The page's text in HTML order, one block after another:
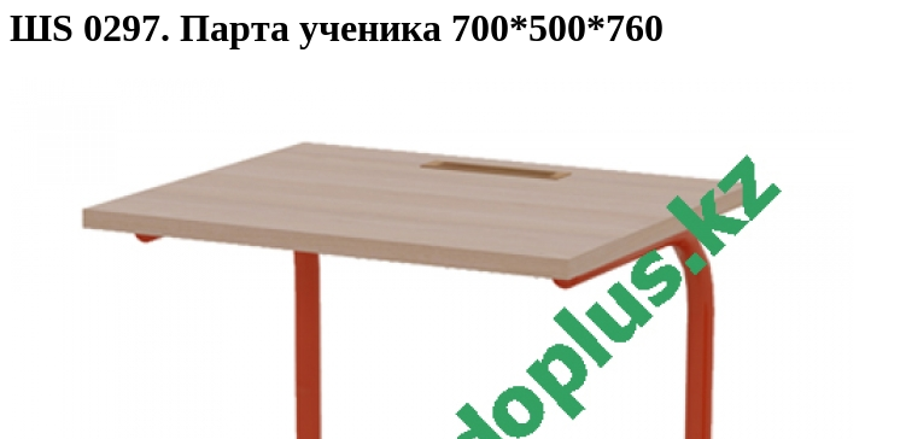
ШS 0297. Парта ученика 700*500*760